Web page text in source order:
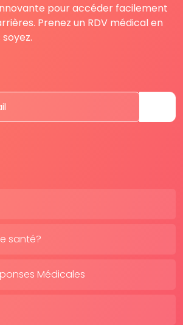
pour accéder facilement
Prenez un RDV médical en
santé?
Médicales